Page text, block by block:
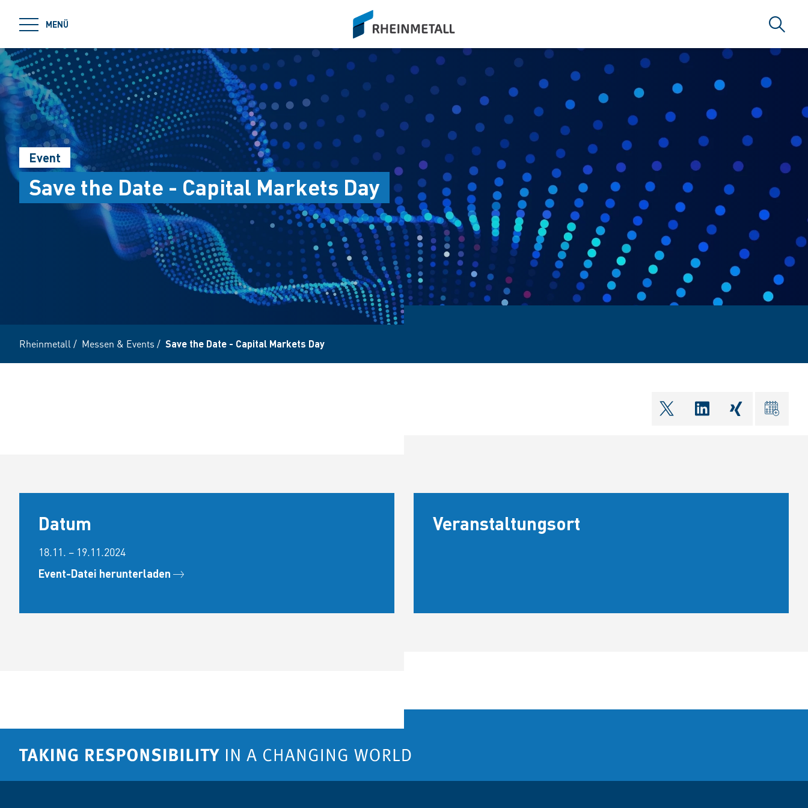
MENÜ
siteLogo
Suche
Event
Save the Date - Capital Markets Day
Rheinmetall / Messen & Events / Save the Date - Capital Markets Day
shareOntwitter
shareOnlinkedIn
ical
Datum
18.11. – 19.11.2024
Event-Datei herunterladen
Veranstaltungsort